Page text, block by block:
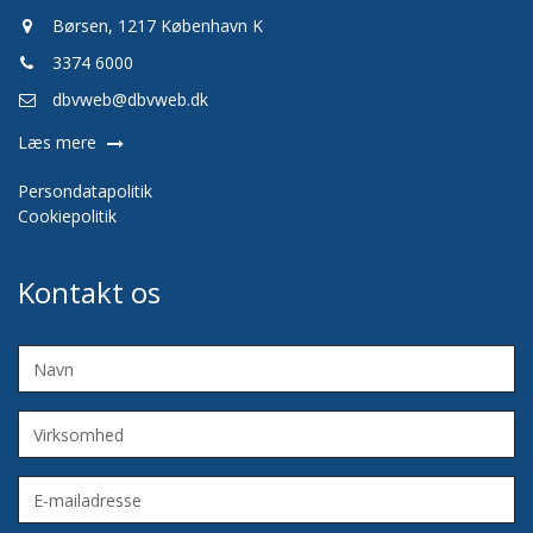
Børsen, 1217 København K
3374 6000
dbvweb@dbvweb.dk
Læs mere
Persondatapolitik
Cookiepolitik
Kontakt os
mailadresse